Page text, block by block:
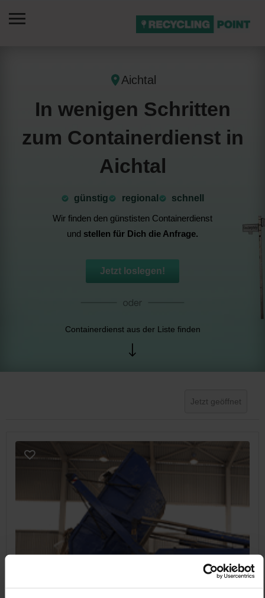
Aichtal
In wenigen Schritten
zum Containerdienst in
Aichtal
günstig ⁠regional
schnell
Wir finden den günstisten Containerdienst
und stellen für Dich die Anfrage.
Jetzt loslegen!
Containerdienst aus der Liste finden
Jetzt geöffnet